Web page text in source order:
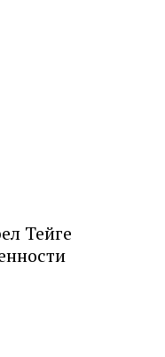
Тейге